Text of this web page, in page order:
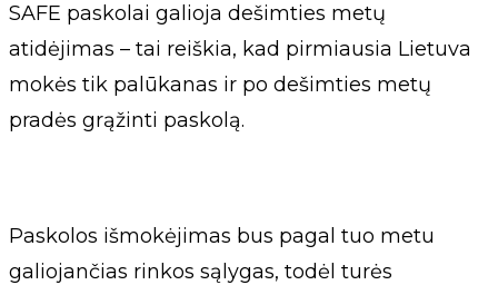
SAFE paskolai galioja dešimties metų
atidėjimas – tai reiškia, kad pirmiausia Lietuva
mokės tik palūkanas ir po dešimties metų
pradės grąžinti paskolą.
Paskolos išmokėjimas bus pagal tuo metu
galiojančias rinkos sąlygas, todėl turės